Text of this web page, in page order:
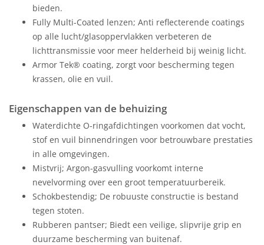
bieden.
Fully Multi-Coated lenzen; Anti reflecterende coatings
op alle lucht/glasoppervlakken verbeteren de
lichttransmissie voor meer helderheid bij weinig licht.
Armor Tek® coating, zorgt voor bescherming tegen
krassen, olie en vuil.
Eigenschappen van de behuizing
Waterdichte O-ringafdichtingen voorkomen dat vocht,
stof en vuil binnendringen voor betrouwbare prestaties
in alle omgevingen.
Mistvrij; Argon-gasvulling voorkomt interne
nevelvorming over een groot temperatuurbereik.
Schokbestendig; De robuuste constructie is bestand
tegen stoten.
Rubberen pantser; Biedt een veilige, slipvrije grip en
duurzame bescherming van buitenaf.